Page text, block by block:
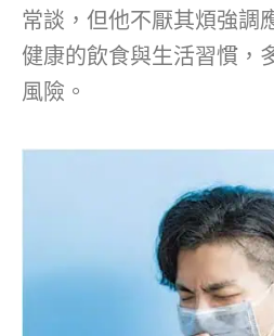
常談，但他不厭其煩強調
健康的飲食與生活習慣，
風險。